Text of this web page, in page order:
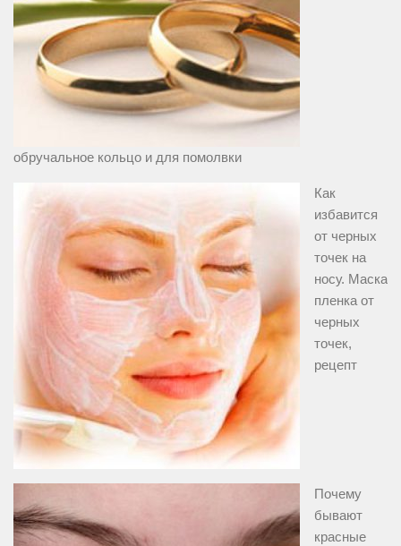
обручальное кольцо и для помолвки
Как
избавится
от черных
точек на
носу. Маска
пленка от
черных
точек,
рецепт
Почему
бывают
красные